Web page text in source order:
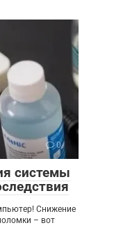
0
системы
Снижение
– вот